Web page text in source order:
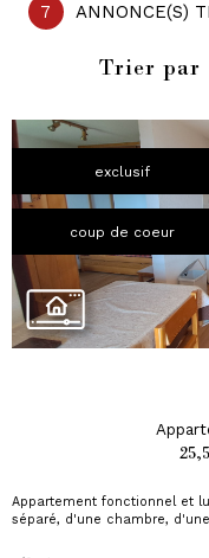
7 ANNONCE(S)
Trier par
exclusif
coup de coeur
Appartement fonctionnel et
séparé, d'une chambre,